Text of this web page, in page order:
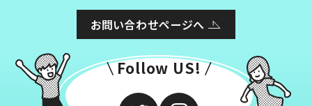
お問い合わせページへ
Follow US!